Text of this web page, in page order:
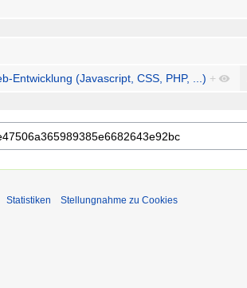
Entwicklung (Javascript, CSS, PHP, ...) +
Statistiken Stellungnahme zu Cookies